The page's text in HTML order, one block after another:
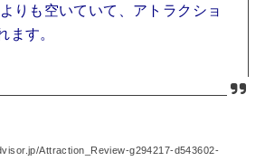
りも空いていて、アトラクショ
ます。
Attraction_Review-g294217-d543602-